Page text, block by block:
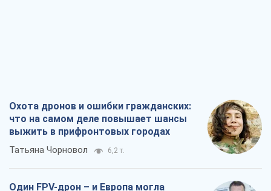
Охота дронов и ошибки гражданских:
что на самом деле повышает шансы
выжить в прифронтовых городах
Татьяна Чорновол 6,2 т.
Один FPV-дрон – и Европа могла